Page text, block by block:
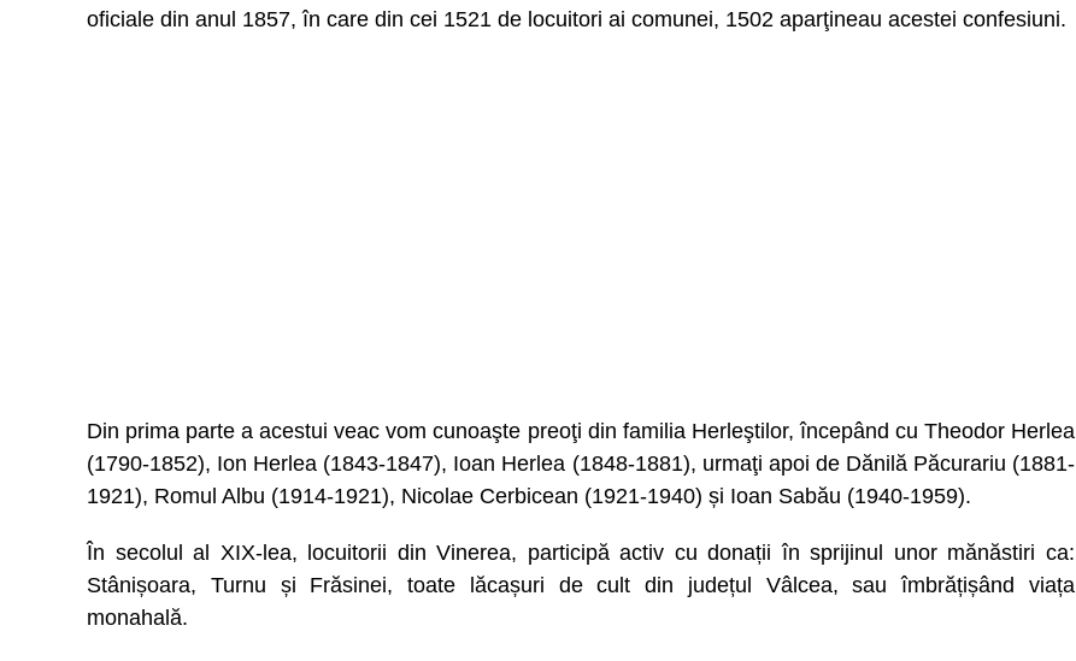
oficiale din anul 1857, în care din cei 1521 de locuitori ai comunei, 1502 aparţineau acestei confesiuni.
Din prima parte a acestui veac vom cunoaşte preoţi din familia Herleştilor, începând cu Theodor Herlea
(1790-1852), Ion Herlea (1843-1847), Ioan Herlea (1848-1881), urmaţi apoi de Dănilă Păcurariu (1881-
1921), Romul Albu (1914-1921), Nicolae Cerbicean (1921-1940) și Ioan Sabău (1940-1959).
În secolul al XIX-lea, locuitorii din Vinerea, participă activ cu donații în sprijinul unor mănăstiri ca:
Stânișoara, Turnu și Frăsinei, toate lăcașuri de cult din județul Vâlcea, sau îmbrățișând viața
monahală.